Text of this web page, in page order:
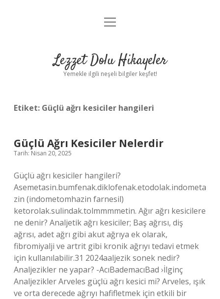
Anasayfa
Yasal Uyarı
menüyü
Lezzet Dolu Hikayeler
Yemekle ilgili neşeli bilgiler keşfet!
Etiket: Güçlü ağrı kesiciler hangileri
Güçlü Ağrı Kesiciler Nelerdir
Tarih: Nisan 20, 2025
Güçlü ağrı kesiciler hangileri?
Asemetasin.bumfenak.diklofenak.etodolak.indometa
zin (indometomhazin farnesil)
ketorolak.sulindak.tolmmmmetin. Ağır ağrı kesicilere
ne denir? Analjetik ağrı kesiciler; Baş ağrısı, diş
ağrısı, adet ağrı gibi akut ağrıya ek olarak,
fibromiyalji ve artrit gibi kronik ağrıyı tedavi etmek
için kullanılabilir.31 2024aaljezik sonek nedir?
Analjezikler ne yapar? -AcıBademacıBad ›İlginç
Analjezikler Arveles güçlü ağrı kesici mi? Arveles, ışık
ve orta derecede ağrıyı hafifletmek için etkili bir